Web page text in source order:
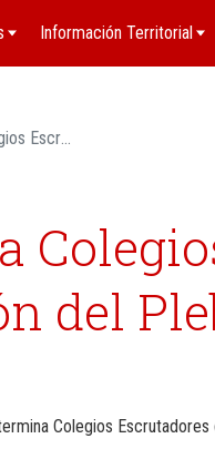
Información Territorial
Constituyente
del
Colegios